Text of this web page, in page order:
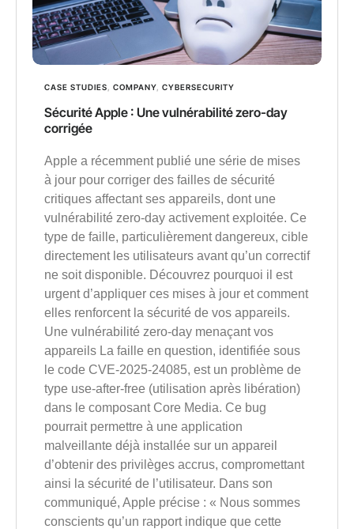
CASE STUDIES COMPANY CYBERSECURITY
Sécurité Apple : Une vulnérabilité zero-day
corrigée
Apple a récemment publié une série de mises
à jour pour corriger des failles de sécurité
critiques affectant ses appareils, dont une
vulnérabilité zero-day activement exploitée. Ce
type de faille, particulièrement dangereux, cible
directement les utilisateurs avant qu’un correctif
ne soit disponible. Découvrez pourquoi il est
urgent d’appliquer ces mises à jour et comment
elles renforcent la sécurité de vos appareils.
Une vulnérabilité zero-day menaçant vos
appareils La faille en question, identifiée sous
le code CVE-2025-24085, est un problème de
type use-after-free (utilisation après libération)
dans le composant Core Media. Ce bug
pourrait permettre à une application
malveillante déjà installée sur un appareil
d’obtenir des privilèges accrus, compromettant
ainsi la sécurité de l’utilisateur. Dans son
communiqué, Apple précise : « Nous sommes
conscients qu’un rapport indique que cette